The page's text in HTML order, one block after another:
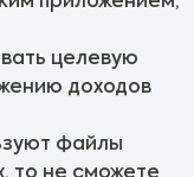
целевую
доходов
файлы